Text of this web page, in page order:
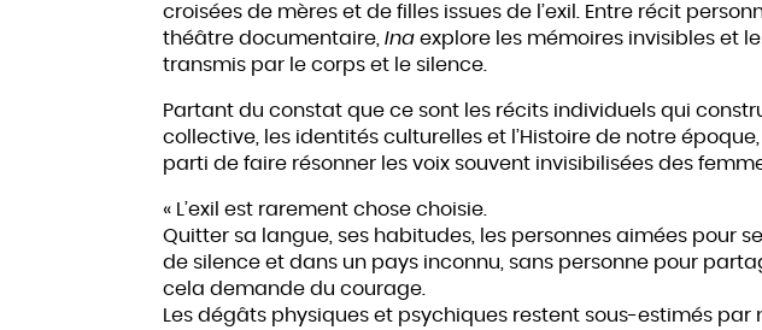
croisées de mères et de filles issues de l’exil. Entre récit
théâtre documentaire, Inaexplore les mémoires invisibles et
transmis par le corps et le silence.
Partant du constat que ce sont les récits individuels qui
collective, les identités culturelles et l’Histoire de notre
parti de faire résonner les voix souvent invisibilisées des
« L’exil est rarement chose choisie.
Quitter sa langue, ses habitudes, les personnes aimées pour
de silence et dans un pays inconnu, sans personne pour
cela demande du courage.
Les dégâts physiques et psychiques restent sous-estimés par